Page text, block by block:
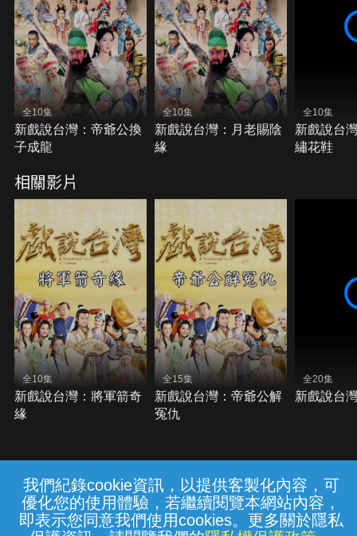
我們紀錄cookie資訊，以提供客製化內容，可
優化您的使用體驗，若繼續閱覽本網站內容，
即表示您同意我們使用cookies。更多關於隱私
全10集
新戲說台灣：帝爺公換
子成龍
全10集
新戲說台灣：月老賜陰
緣
全10集
新戲說台
繡花鞋
相關影片
全10集
新戲說台灣：將軍箭奇
緣
全15集
新戲說台灣：帝爺公解
冤仇
全20集
新戲說台
常見問題 線上客服 服務條款 隱私權保護
{{notifyMsg}}